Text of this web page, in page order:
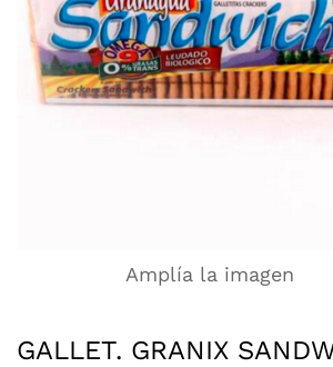
Amplía la imagen
GALLET. GRANIX